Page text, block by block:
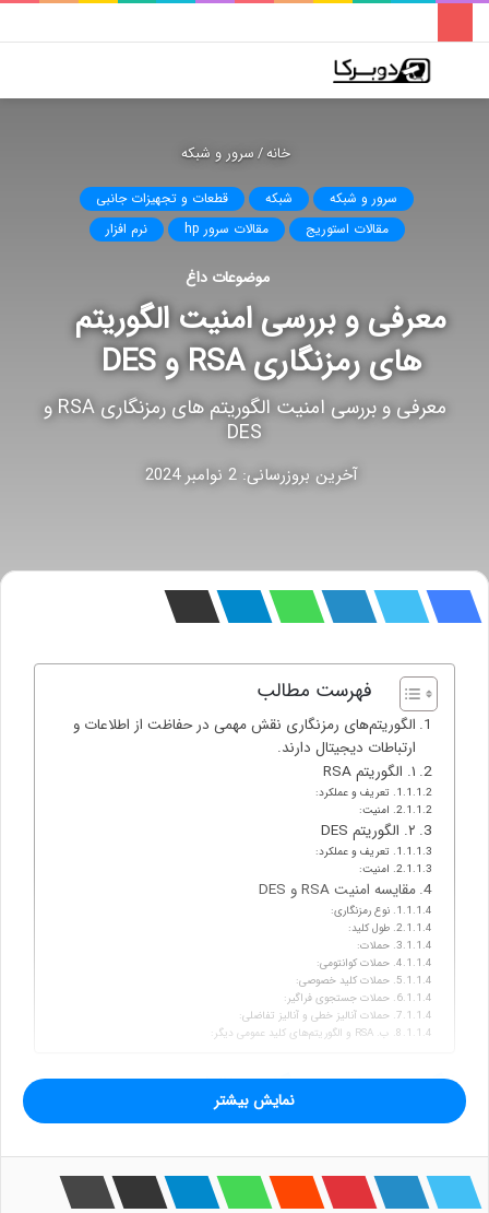
پوسته
فهرست
خانه/سرور و شبکه
سرور و شبکه شبکه
قطعات و تجهیزات جانبی
مقالات استوریج
مقالات سرور hp نرم افزار
موضوعات داغ
معرفی و بررسی امنیت الگوریتم
های رمزنگاری RSA و DES
معرفی و بررسی امنیت الگوریتم های رمزنگاری RSA و
DES
آخرین بروزرسانی: 2 نوامبر 2024
فهرست مطالب
الگوریتم‌های رمزنگاری نقش مهمی در حفاظت از اطلاعات و
ارتباطات دیجیتال دارند.
۱. الگوریتم RSA
تعریف و عملکرد:
امنیت:
۲. الگوریتم DES
تعریف و عملکرد:
امنیت:
مقایسه امنیت RSA و DES
نوع رمزنگاری:
طول کلید:
حملات:
حملات کوانتومی:
حملات کلید خصوصی:
حملات جستجوی فراگیر:
حملات آنالیز خطی و آنالیز تفاضلی:
ب. RSA و الگوریتم‌های کلید عمومی دیگر:
الگوریتم‌های رمزنگارینقش مهمی در
حفاظت از اطلاعات و ارتباطات دیجیتال
دارند.
نمایش بیشتر